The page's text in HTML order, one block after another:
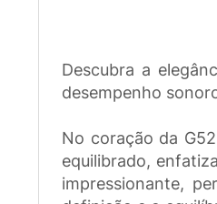
Descubra a
desempenho
No coração da
equilibrado,
impressionante,